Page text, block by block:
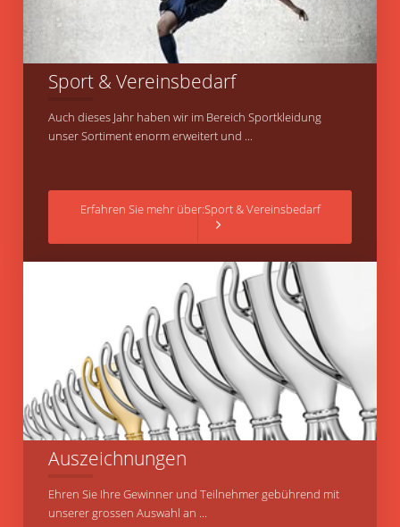
Sport & Vereinsbedarf
Auch dieses Jahr haben wir im Bereich Sportkleidung
unser Sortiment enorm erweitert und ...
Erfahren Sie mehr über:Sport & Vereinsbedarf
Auszeichnungen
Ehren Sie Ihre Gewinner und Teilnehmer gebührend mit
unserer grossen Auswahl an ...